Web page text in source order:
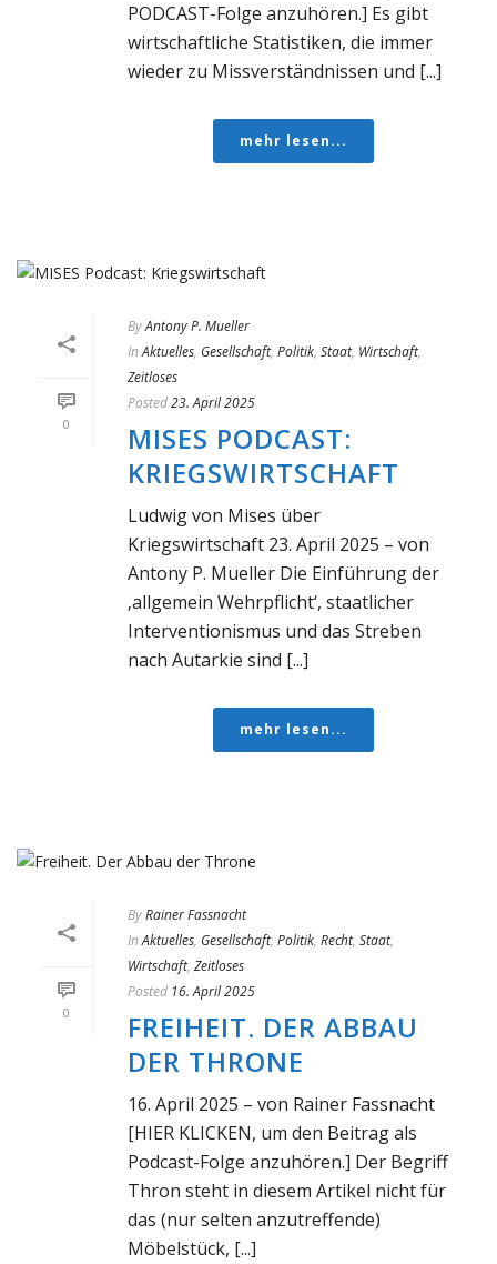
PODCAST-Folge anzuhören.] Es gibt
wirtschaftliche Statistiken, die immer
wieder zu Missverständnissen und [...]
mehr lesen...
0
ByAntony P. Mueller
In Aktuelles, Gesellschaft, Politik, Staat, Wirtschaft,
Zeitloses
Posted23. April 2025
MISES PODCAST:
KRIEGSWIRTSCHAFT
Ludwig von Mises über
Kriegswirtschaft 23. April 2025 – von
Antony P. Mueller Die Einführung der
‚allgemein Wehrpflicht‘, staatlicher
Interventionismus und das Streben
nach Autarkie sind [...]
mehr lesen...
0
ByRainer Fassnacht
In Aktuelles, Gesellschaft, Politik, Recht, Staat,
Wirtschaft, Zeitloses
Posted 16. April 2025
FREIHEIT. DER ABBAU
DER THRONE
16. April 2025 – von Rainer Fassnacht
[HIER KLICKEN, um den Beitrag als
Podcast-Folge anzuhören.] Der Begriff
Thron steht in diesem Artikel nicht für
das (nur selten anzutreffende)
Möbelstück, [...]